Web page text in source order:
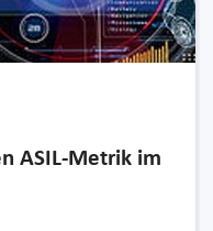
ASIL-Metrik im